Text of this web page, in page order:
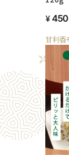
450
甘利香